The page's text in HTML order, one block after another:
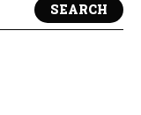
SEARCH